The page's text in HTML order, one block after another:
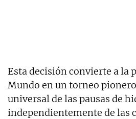
Esta decisión convierte a la
Mundo en un torneo
universal de las pausas de
independientemente de las